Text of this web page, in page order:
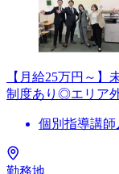
【月給25万円～
制度あり◎エリア
個別指導講師
勤務地